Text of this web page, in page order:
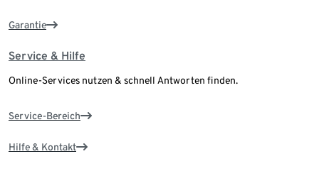
Garantie
Service & Hilfe
Online-Services nutzen & schnell Antworten finden.
Service-Bereich
Hilfe & Kontakt